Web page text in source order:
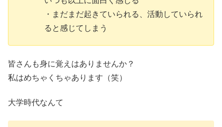
・まだまだ起きていられる、活動していられ
ると感じてしまう
皆さんも身に覚えはありませんか？
私はめちゃくちゃあります（笑）
大学時代なんて